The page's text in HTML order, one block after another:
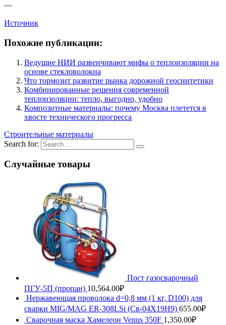
—
Источник
Похожие публикации:
Ведущие НИИ развенчивают мифы о теплоизоляции на
основе стекловолокна
Что тормозит развитие рынка дорожной геосинтетики
Комбинированные решения современной
теплоизоляции: тепло, выгодно, удобно
Композитные материалы: почему Москва плетется в
хвосте технического прогресса
Строительные материалы
Search for:
Случайные товары
Пост газосварочный
ПГУ-5П (пропан) 10,564.00₽
Нержавеющая проволока d=0,8 мм (1 кг, D100) для
сварки MIG/MAG ER-308LSi (Св-04Х19Н9) 655.00₽
Сварочная маска Хамелеон Venus 350F 1,350.00₽